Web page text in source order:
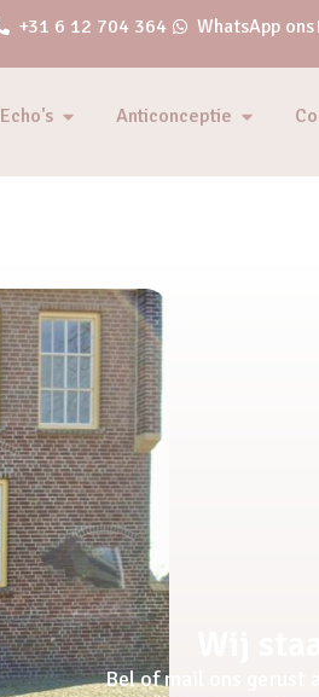
+31 6 12 704 364 WhatsApp ons
Echo's Anticonceptie
Bel of mail ons gerust